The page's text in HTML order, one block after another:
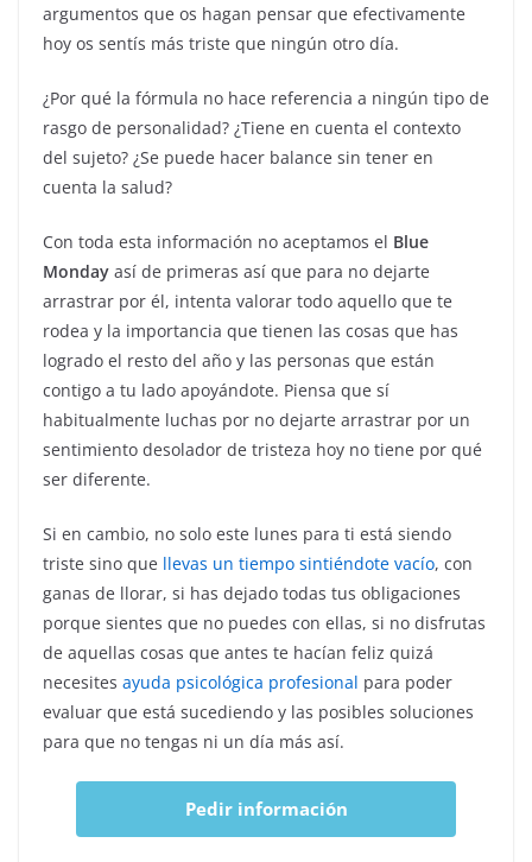
argumentos que os hagan pensar que efectivamente
hoy os sentís más triste que ningún otro día.
¿Por qué la fórmula no hace referencia a ningún tipo de
rasgo de personalidad? ¿Tiene en cuenta el contexto
del sujeto? ¿Se puede hacer balance sin tener en
cuenta la salud?
Con toda esta información no aceptamos el Blue
Monday así de primeras así que para no dejarte
arrastrar por él, intenta valorar todo aquello que te
rodea y la importancia que tienen las cosas que has
logrado el resto del año y las personas que están
contigo a tu lado apoyándote. Piensa que sí
habitualmente luchas por no dejarte arrastrar por un
sentimiento desolador de tristeza hoy no tiene por qué
ser diferente.
Si en cambio, no solo este lunes para ti está siendo
triste sino que llevas un tiempo sintiéndote vacío, con
ganas de llorar, si has dejado todas tus obligaciones
porque sientes que no puedes con ellas, si no disfrutas
de aquellas cosas que antes te hacían feliz quizá
necesites ayuda psicológica profesional para poder
evaluar que está sucediendo y las posibles soluciones
para que no tengas ni un día más así.
Pedir información